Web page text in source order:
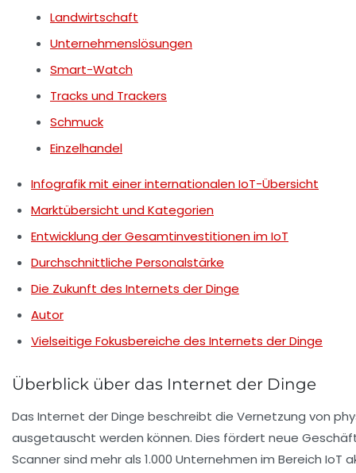
Landwirtschaft
Unternehmenslösungen
Smart-Watch
Tracks und Trackers
Schmuck
Einzelhandel
Infografik mit einer internationalen IoT-Übersicht
Marktübersicht und Kategorien
Entwicklung der Gesamtinvestitionen im IoT
Durchschnittliche Personalstärke
Die Zukunft des Internets der Dinge
Autor
Vielseitige Fokusbereiche des Internets der Dinge
Überblick über das Internet der Dinge
Das Internet der Dinge beschreibt die Vernetzung von
ausgetauscht werden können. Dies fördert neue
Scanner sind mehr als 1.000 Unternehmen im Bereich